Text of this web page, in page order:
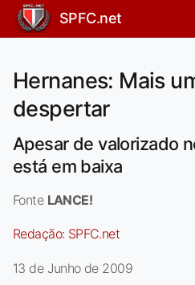
SPFC.net
Hernanes: Mais
despertar
Apesar de valorizado
está em baixa
Fonte LANCE!
Redação: SPFC.net
13 de Junho de 2009